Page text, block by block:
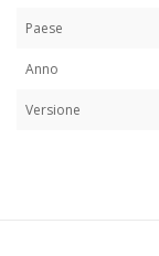
Paese
Anno
Versione